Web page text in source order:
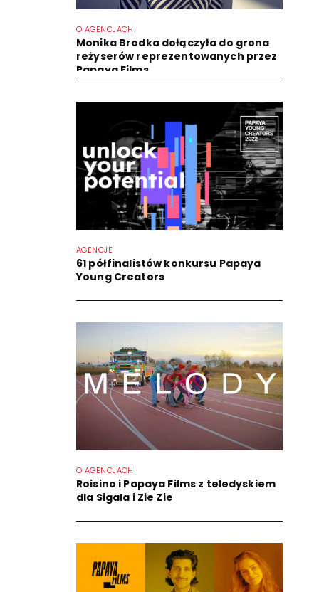
O AGENCJACH
Monika Brodka dołączyła do grona
reżyserów reprezentowanych przez
Papaya Films
AGENCJE
61 półfinalistów konkursu Papaya
Young Creators
O AGENCJACH
Roisino i Papaya Films z teledyskiem
dla Sigala i Zie Zie